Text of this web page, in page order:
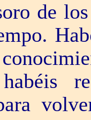
de